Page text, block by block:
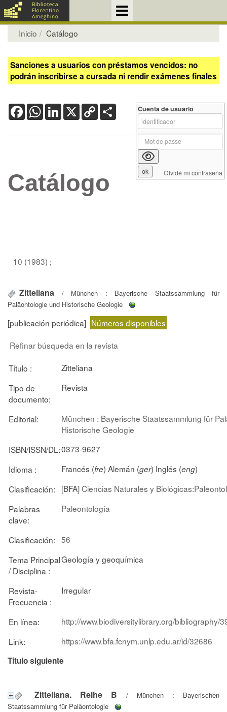
Inicio Catálogo
Sanciones a usuarios con préstamos vencidos: no
podrán inscribirse a cursada ni rendir exámenes finales
FacebookWhatsApp
LinkedIn
X Copy
Link
Catálogo
10 (1983) ;
Zitteliana / München : Bayerische Staatssammlung für
Paläontologie und Historische Geologie
[publicación periódica] Números disponibles
Refinar búsqueda en la revista
Título :
Zitteliana
Tipo de
documento:
Revista
Editorial:
München : Bayerische Staatssammlung für
Historische Geologie
ISBN/ISSN/DL:0373-9627
Idioma :
Francés (fre) Alemán (ger) Inglés (eng)
Clasificación:
[BFA]Ciencias Naturales y
Palabras
clave:
Paleontología
Clasificación: 56
Tema Principal
/ Disciplina :
Geología y geoquímica
Revista-
Frecuencia :
Irregular
En línea:
http://www.biodiversitylibrary.org/bibliography/
Link:
https://www.bfa.fcnym.unlp.edu.ar/id/32686
Título siguiente
Zitteliana. Reihe B / München : Bayerischen
Staatssammlung für Paläontologie
Cuenta de usuario
Olvidé mi contraseña